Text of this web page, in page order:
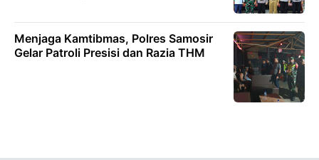
Menjaga Kamtibmas, Polres Samosir
Gelar Patroli Presisi dan Razia THM